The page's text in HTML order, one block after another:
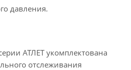
давления.
АТЛЕТ укомплектована
отслеживания